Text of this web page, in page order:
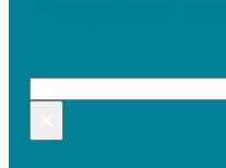
Pesquisar